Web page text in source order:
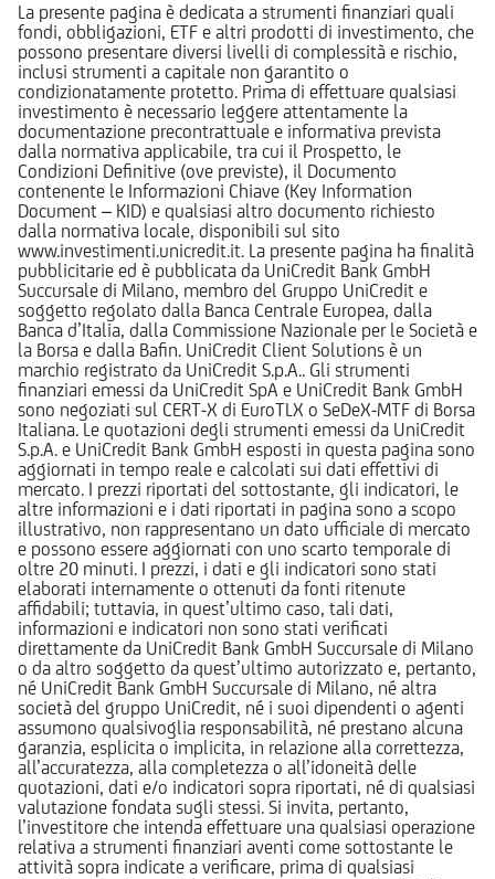
La presente pagina è dedicata a strumenti finanziari quali
fondi, obbligazioni, ETF e altri prodotti di investimento, che
possono presentare diversi livelli di complessità e rischio,
inclusi strumenti a capitale non garantito o
condizionatamente protetto. Prima di effettuare qualsiasi
investimento è necessario leggere attentamente la
documentazione precontrattuale e informativa prevista
dalla normativa applicabile, tra cui il Prospetto, le
Condizioni Definitive (ove previste), il Documento
contenente le Informazioni Chiave (Key Information
Document – KID) e qualsiasi altro documento richiesto
dalla normativa locale, disponibili sul sito
www.investimenti.unicredit.it. La presente pagina ha finalità
pubblicitarie ed è pubblicata da UniCredit Bank GmbH
Succursale di Milano, membro del Gruppo UniCredit e
soggetto regolato dalla Banca Centrale Europea, dalla
Banca d’Italia, dalla Commissione Nazionale per le Società e
la Borsa e dalla Bafin. UniCredit Client Solutions è un
marchio registrato da UniCredit S.p.A.. Gli strumenti
finanziari emessi da UniCredit SpA e UniCredit Bank GmbH
sono negoziati sul CERT-X di EuroTLX o SeDeX-MTF di Borsa
Italiana. Le quotazioni degli strumenti emessi da UniCredit
S.p.A. e UniCredit Bank GmbH esposti in questa pagina sono
aggiornati in tempo reale e calcolati sui dati effettivi di
mercato. I prezzi riportati del sottostante, gli indicatori, le
altre informazioni e i dati riportati in pagina sono a scopo
illustrativo, non rappresentano un dato ufficiale di mercato
e possono essere aggiornati con uno scarto temporale di
oltre 20 minuti. I prezzi, i dati e gli indicatori sono stati
elaborati internamente o ottenuti da fonti ritenute
affidabili; tuttavia, in quest’ultimo caso, tali dati,
informazioni e indicatori non sono stati verificati
direttamente da UniCredit Bank GmbH Succursale di Milano
o da altro soggetto da quest’ultimo autorizzato e, pertanto,
né UniCredit Bank GmbH Succursale di Milano, né altra
società del gruppo UniCredit, né i suoi dipendenti o agenti
assumono qualsivoglia responsabilità, né prestano alcuna
garanzia, esplicita o implicita, in relazione alla correttezza,
all’accuratezza, alla completezza o all’idoneità delle
quotazioni, dati e/o indicatori sopra riportati, né di qualsiasi
valutazione fondata sugli stessi. Si invita, pertanto,
l’investitore che intenda effettuare una qualsiasi operazione
relativa a strumenti finanziari aventi come sottostante le
attività sopra indicate a verificare, prima di qualsiasi